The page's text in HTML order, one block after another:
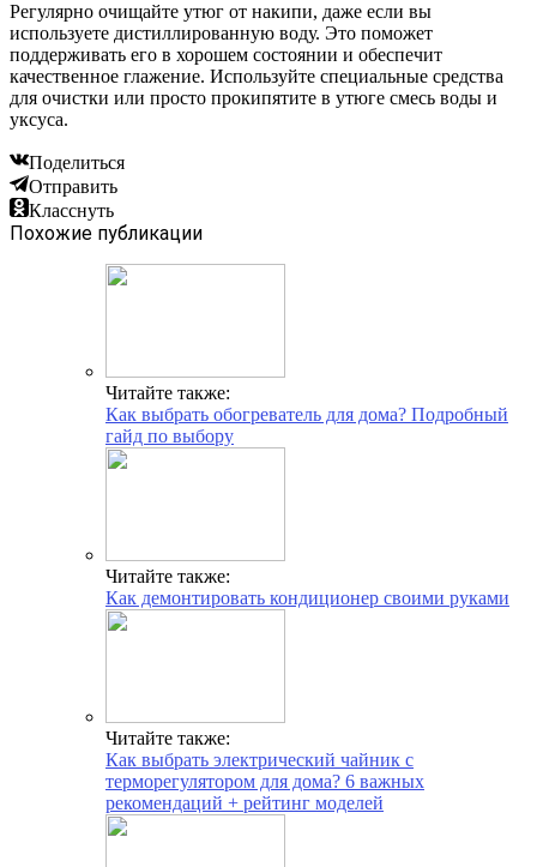
Регулярно очищайте утюг от накипи, даже если вы
используете дистиллированную воду. Это поможет
поддерживать его в хорошем состоянии и обеспечит
качественное глажение. Используйте специальные средства
для очистки или просто прокипятите в утюге смесь воды и
уксуса.
Поделиться
Отправить
Класснуть
Похожие публикации
Читайте также:
Как выбрать обогреватель для дома? Подробный
гайд по выбору
Читайте также:
Как демонтировать кондиционер своими руками
Читайте также:
Как выбрать электрический чайник с
терморегулятором для дома? 6 важных
рекомендаций + рейтинг моделей